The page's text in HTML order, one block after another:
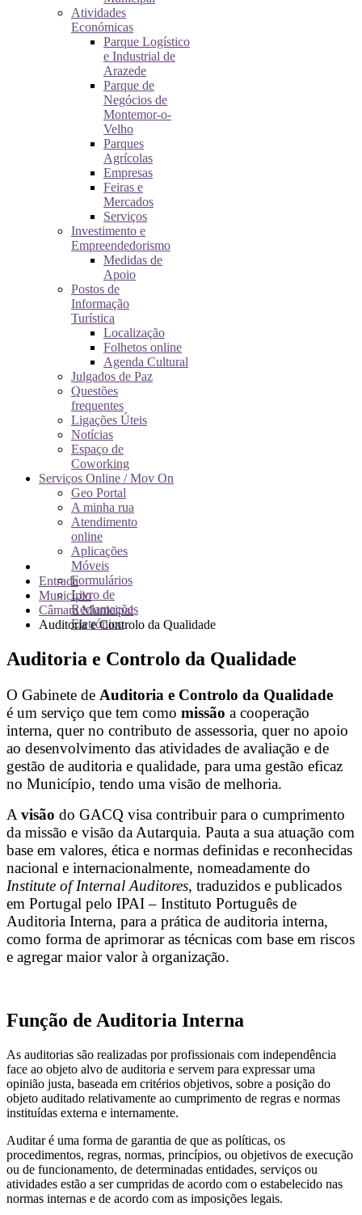
Atividades
Económicas
Parque Logístico
e Industrial de
Arazede
Parque de
Negócios de
Montemor-o-
Velho
Parques
Agrícolas
Empresas
Feiras e
Mercados
Serviços
Investimento e
Empreendedorismo
Medidas de
Apoio
Postos de
Informação
Turística
Localização
Folhetos online
Agenda Cultural
Julgados de Paz
Questões
frequentes
Ligações Úteis
Notícias
Espaço de
Coworking
Serviços Online / Mov On
Geo Portal
A minha rua
Atendimento
online
Aplicações
Móveis
Formulários
Livro de
Reclamações
Eletrónico
Entrada
Município
Câmara Municipal
Auditoria e Controlo da Qualidade
Auditoria e Controlo da Qualidade
O Gabinete de Auditoria e Controlo da Qualidade
é um serviço que tem como missão a cooperação
interna, quer no contributo de assessoria, quer no apoio
ao desenvolvimento das atividades de avaliação e de
gestão de auditoria e qualidade, para uma gestão eficaz
no Município, tendo uma visão de melhoria.
A visão do GACQ visa contribuir para o cumprimento
da missão e visão da Autarquia. Pauta a sua atuação com
base em valores, ética e normas definidas e reconhecidas
nacional e internacionalmente, nomeadamente do
Institute of Internal Auditores, traduzidos e publicados
em Portugal pelo IPAI – Instituto Português de
Auditoria Interna, para a prática de auditoria interna,
como forma de aprimorar as técnicas com base em riscos
e agregar maior valor à organização.
Função de Auditoria Interna
As auditorias são realizadas por profissionais com independência
face ao objeto alvo de auditoria e servem para expressar uma
opinião justa, baseada em critérios objetivos, sobre a posição do
objeto auditado relativamente ao cumprimento de regras e normas
instituídas externa e internamente.
Auditar é uma forma de garantia de que as políticas, os
procedimentos, regras, normas, princípios, ou objetivos de execução
ou de funcionamento, de determinadas entidades, serviços ou
atividades estão a ser cumpridas de acordo com o estabelecido nas
normas internas e de acordo com as imposições legais.